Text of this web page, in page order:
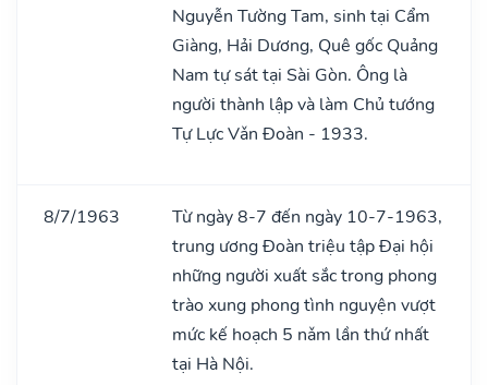
Nguyễn Tường Tam, sinh tại Cẩm
Giàng, Hải Dương, Quê gốc Quảng
Nam tự sát tại Sài Gòn. Ông là
người thành lập và làm Chủ tướng
Tự Lực Vǎn Đoàn - 1933.
8/7/1963
Từ ngày 8-7 đến ngày 10-7-1963,
trung ương Đoàn triệu tập Đại hội
những người xuất sắc trong phong
trào xung phong tình nguyện vượt
mức kế hoạch 5 nǎm lần thứ nhất
tại Hà Nội.